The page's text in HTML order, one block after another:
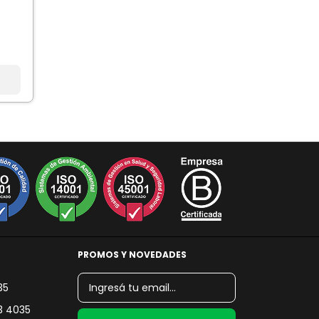
4035
PROMOS Y NOVEDADES